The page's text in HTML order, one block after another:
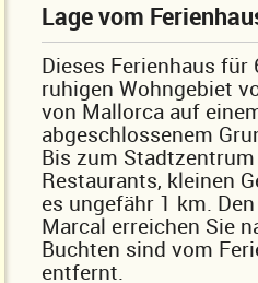
Lage vom
Dieses Ferienhaus
ruhigen Wohngebiet
von Mallorca auf
abgeschlossenem
Bis zum
Restaurants, kleinen
es ungefähr 1 km.
Marcal erreichen Sie
Buchten sind vom
entfernt.